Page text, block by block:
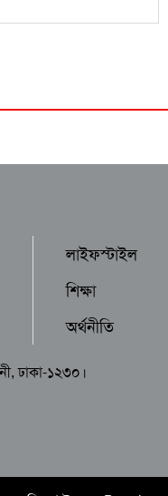
লাইফস্টাইল
শিক্ষা
অর্থনীতি
ঢাকা-১২৩০।